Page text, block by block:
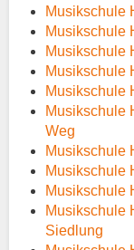
Musikschule
Musikschule
Musikschule
Musikschule
Musikschule
Musikschule
Weg
Musikschule
Musikschule
Musikschule
Musikschule
Siedlung